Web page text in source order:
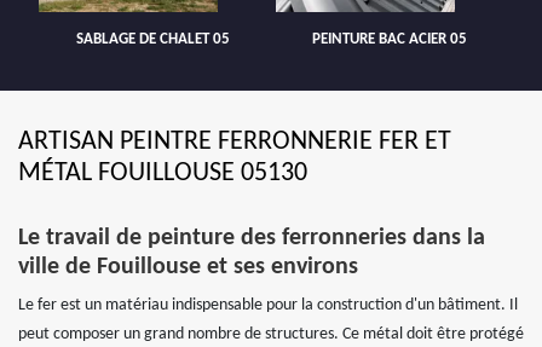
SABLAGE DE CHALET 05 PEINTURE BAC ACIER 05
ARTISAN PEINTRE FERRONNERIE FER ET
MÉTAL FOUILLOUSE 05130
Le travail de peinture des ferronneries dans la
ville de Fouillouse et ses environs
Le fer est un matériau indispensable pour la construction d'un bâtiment. Il
peut composer un grand nombre de structures. Ce métal doit être protégé